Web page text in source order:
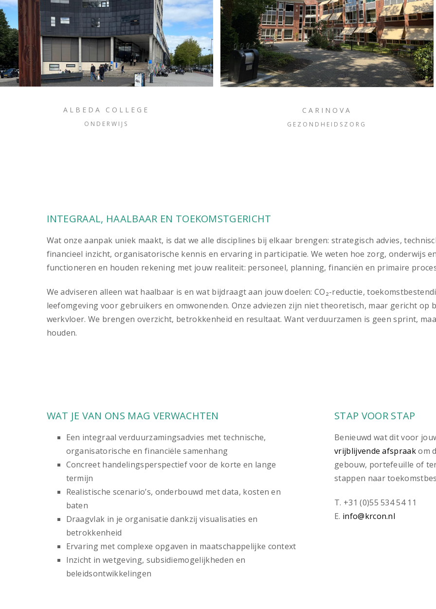
ALBEDA COLLEGE
ONDERWIJS
CARINOVA
GEZONDHEIDSZORG
INTEGRAAL, HAALBAAR EN TOEKOMSTGERICHT
Wat onze aanpak uniek maakt, is dat we alle disciplines bij elkaar brengen: strategisch advies,
financieel inzicht, organisatorische kennis en ervaring in participatie. We weten hoe zorg, onderwijs
functioneren en houden rekening met jouw realiteit: personeel, planning, financiën en primaire
We adviseren alleen wat haalbaar is en wat bijdraagt aan jouw doelen: CO₂-reductie,
leefomgeving voor gebruikers en omwonenden. Onze adviezen zijn niet theoretisch, maar gericht op
werkvloer. We brengen overzicht, betrokkenheid en resultaat. Want verduurzamen is geen sprint,
houden.
WAT JE VAN ONS MAG VERWACHTEN
Een integraal verduurzamingsadvies met technische,
organisatorische en financiële samenhang
Concreet handelingsperspectief voor de korte en lange
termijn
Realistische scenario’s, onderbouwd met data, kosten en
baten
Draagvlak in je organisatie dankzij visualisaties en
betrokkenheid
Ervaring met complexe opgaven in maatschappelijke context
Inzicht in wetgeving, subsidiemogelijkheden en
beleidsontwikkelingen
STAP VOOR STAP
Benieuwd wat dit voor
vrijblijvende afspraakom
gebouw, portefeuille of
stappen naar
T. +31 (0)55 534 54 11
E. info@krcon.nl